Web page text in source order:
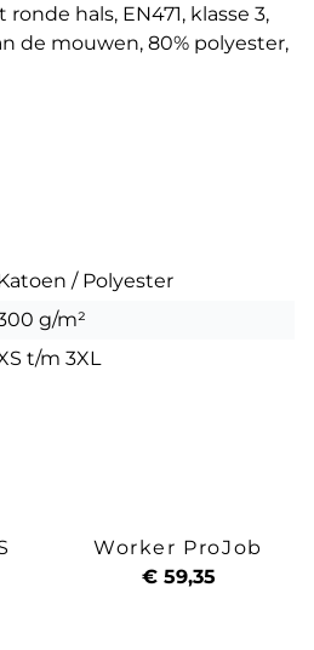
hals, EN471, klasse 3,
de mouwen, 80% polyester,
/ Polyester
g/m²
t/m 3XL
Worker ProJob
€ 59,35